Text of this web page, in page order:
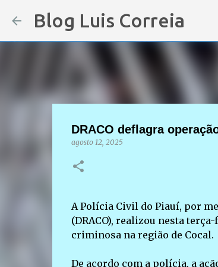
Blog Luis Correia
DRACO deflagra
agosto 12, 2025
A Polícia Civil do Piauí, por
(DRACO), realizou nesta
criminosa na região de Cocal.
De acordo com a polícia, a